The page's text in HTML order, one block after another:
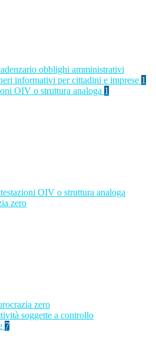
obblighi amministrativi
informativi per cittadini e imprese 1
OIV o struttura analoga 1
OIV o struttura analoga
zero
zero
soggette a controllo
7